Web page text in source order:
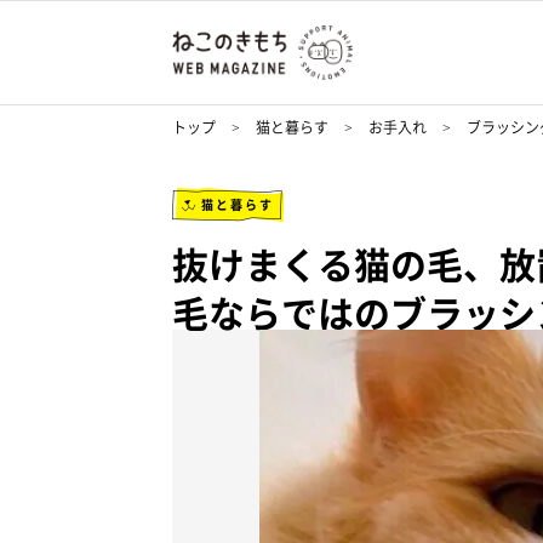
トップ 猫と暮らす お手入れ ブラッシ
猫と暮らす
抜けまくる猫の毛、
毛ならではのブラッ